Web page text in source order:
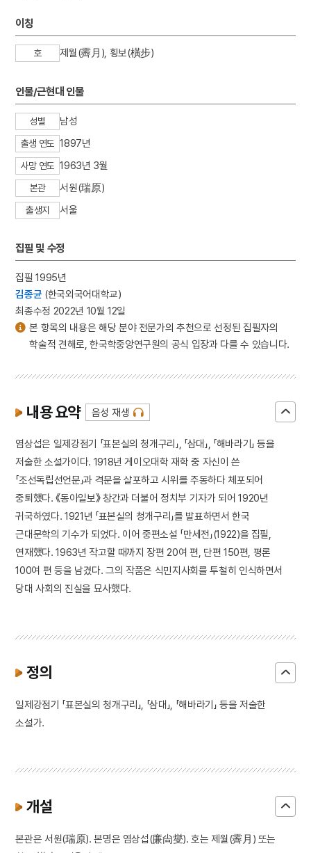
이칭
호 제월(霽月), 횡보(橫步)
인물/근현대 인물
성별 남성
출생 연도 1897년
사망 연도 1963년 3월
본관 서원(瑞原)
출생지 서울
집필 및 수정
집필 1995년
김종균 (한국외국어대학교)
최종수정 2022년 10월 12일
본 항목의 내용은 해당 분야 전문가의 추천으로 선정된 집필자의
학술적 견해로, 한국학중앙연구원의 공식 입장과 다를 수 있습니다.
내용 요약 음성 재생
염상섭은 일제강점기 「표본실의 청개구리」, 「삼대」, 「해바라기」 등을
저술한 소설가이다. 1918년 게이오대학 재학 중 자신이 쓴
「조선독립선언문」과 격문을 살포하고 시위를 주동하다 체포되어
중퇴했다. 《동아일보》 창간과 더불어 정치부 기자가 되어 1920년
귀국하였다. 1921년 「표본실의 청개구리」를 발표하면서 한국
근대문학의 기수가 되었다. 이어 중편소설 「만세전」(1922)을 집필,
연재했다. 1963년 작고할 때까지 장편 20여 편, 단편 150편, 평론
100여 편 등을 남겼다. 그의 작품은 식민지사회를 투철히 인식하면서
당대 사회의 진실을 묘사했다.
정의
일제강점기 「표본실의 청개구리」, 「삼대」, 「해바라기」 등을 저술한
소설가.
개설
본관은 서원(瑞原). 본명은 염상섭(廉尙燮). 호는 제월(霽月) 또는